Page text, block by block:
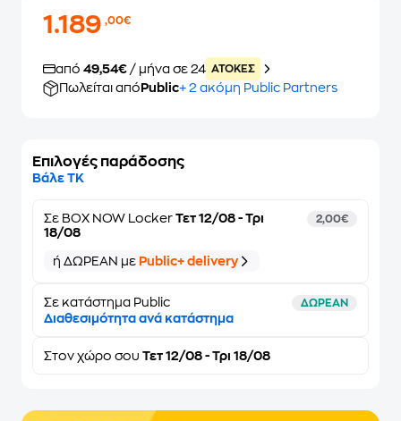
1.189,00€
από 49,54€ / μήνα σε 24 ATOKEΣ
Πωλείται από Public+ 2 ακόμη Public Partners
Επιλογές παράδοσης
Βάλε ΤΚ
Σε BOX NOW Locker Τετ 12/08 - Τρι
18/08
2,00€
ή ΔΩΡΕΑΝ με Public+ delivery
Σε κατάστημα Public ΔΩΡΕΑΝ
Διαθεσιμότητα ανά κατάστημα
Στον χώρο σου Τετ 12/08 - Τρι 18/08